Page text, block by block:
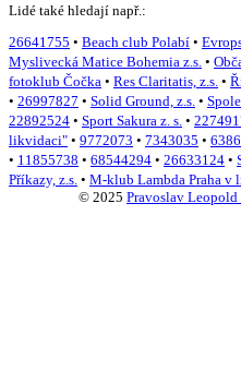
Lidé také hledají např.:
26641755 • Beach club Polabí •
Myslivecká Matice Bohemia z.s. •
fotoklub Čočka • Res Claritatis, z.s. •
• 26997827 • Solid Ground, z.s. •
22892524 • Sport Sakura z. s. •
likvidaci" • 9772073 • 7343035 •
• 11855738 • 68544294 • 26633124 •
Příkazy, z.s. • M-klub Lambda Praha v
© 2025 Pravoslav Leopold